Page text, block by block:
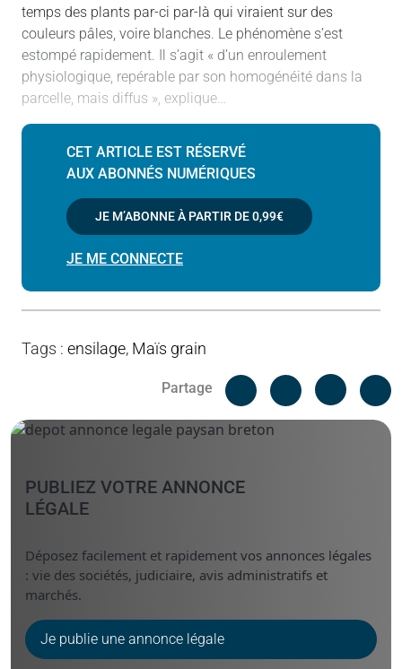
temps des plants par-ci par-là qui viraient sur des
couleurs pâles, voire blanches. Le phénomène s’est
estompé rapidement. Il s’agit « d’un enroulement
physiologique, repérable par son homogénéité dans la
parcelle, mais diffus », explique…
CET ARTICLE EST RÉSERVÉ
AUX ABONNÉS NUMÉRIQUES
JE M’ABONNE À PARTIR DE0,99€
JE ME CONNECTE
Tags : ensilage, Maïs grain
Partage
Facebook
Linked
PUBLIEZ VOTRE ANNONCE
LÉGALE
Déposez facilement et rapidement vos annonces légales
: vie des sociétés, judiciaire, avis administratifs et
marchés.
Je publie une annonce légale